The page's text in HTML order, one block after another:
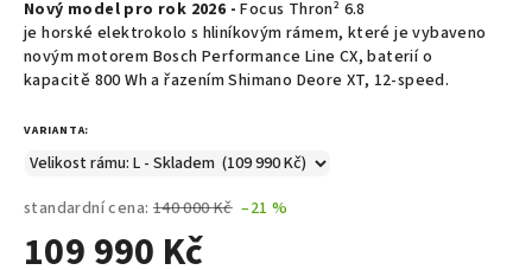
Nový model pro rok 2026 - Focus Thron² 6.8
je horské elektrokolo s hliníkovým rámem, které je vybaveno
novým motorem Bosch Performance Line CX, baterií o
kapacitě 800 Wh a řazením Shimano Deore XT, 12-speed.
VARIANTA:
standardní cena: 140 000 Kč –21 %
109 990 Kč